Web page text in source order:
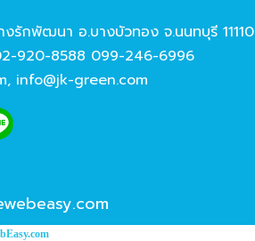
รักพัฒนา อ.บางบัวทอง จ.นนทบุรี 11110
920-8588 099-246-6996
, info@jk-green.com